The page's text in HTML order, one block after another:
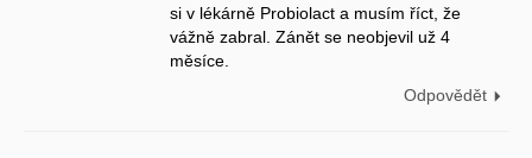
si v lékárně Probiolact a musím říct, že
vážně zabral. Zánět se neobjevil už 4
měsíce.
Odpovědět